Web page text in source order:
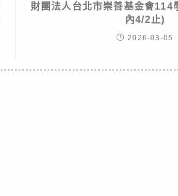
財團法人台北市崇善基金會114
內4/2止)
2026-03-05